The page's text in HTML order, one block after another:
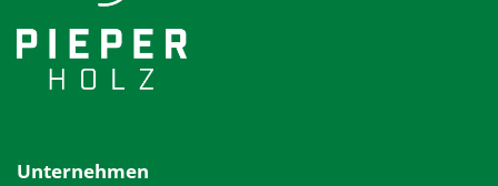
Unternehmen